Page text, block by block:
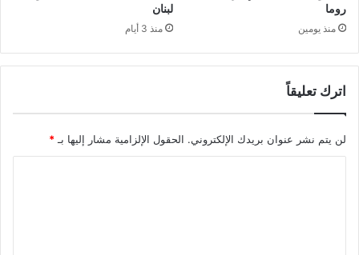
روما
منذ يومين
لبنان
منذ 3 أيام
اترك تعليقاً
لن يتم نشر عنوان بريدك الإلكتروني. الحقول الإلزامية مشار إليها بـ *